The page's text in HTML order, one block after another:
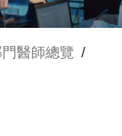
醫師總覽 /